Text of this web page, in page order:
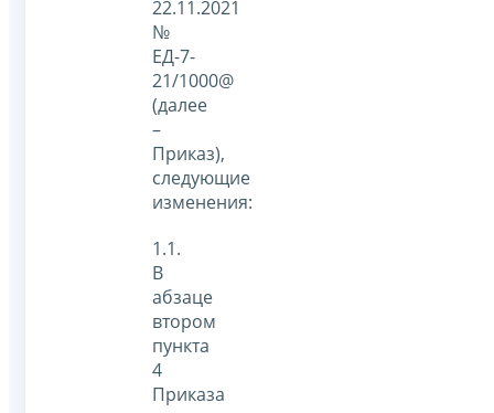
22.11.2021
№
ЕД-7-
21/1000@
(далее
–
Приказ),
следующие
изменения:
1.1.
В
абзаце
втором
пункта
4
Приказа